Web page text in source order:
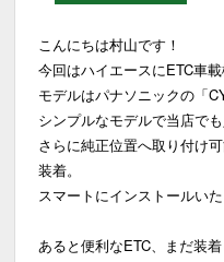
こんにちは村山です！
今回はハイエースにETC車
モデルはパナソニックの「
シンプルなモデルで当店で
さらに純正位置へ取り付け
装着。
スマートにインストールい
あると便利なETC、まだ装